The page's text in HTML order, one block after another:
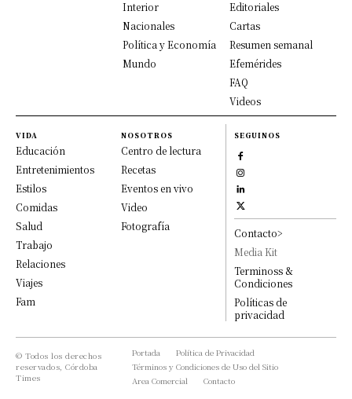
Interior
Nacionales
Política y Economía
Mundo
Editoriales
Cartas
Resumen semanal
Efemérides
FAQ
Videos
VIDA
Educación
Entretenimientos
Estilos
Comidas
Salud
Trabajo
Relaciones
Viajes
Fam
NOSOTROS
Centro de lectura
Recetas
Eventos en vivo
Video
Fotografía
SEGUINOS
Contacto>
Media Kit
Terminoss &
Condiciones
Políticas de
privacidad
© Todos los derechos
reservados, Córdoba
Times
Portada
Política de Privacidad
Términos y Condiciones de Uso del Sitio
Area Comercial
Contacto